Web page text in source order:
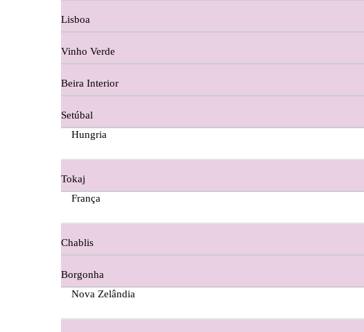
Divai - Alentejo
Dona Sancha Dão
Doroteia Douro
Ermelinda Freitas - Setubal
Evidencia Dão
Ferraz Wine - Beira Interior
Figueira Coriga - Alentejo
Lisboa
Vinho Verde
Beira Interior
Setúbal
Hungria
Tokaj
França
Chablis
Borgonha
Nova Zelândia